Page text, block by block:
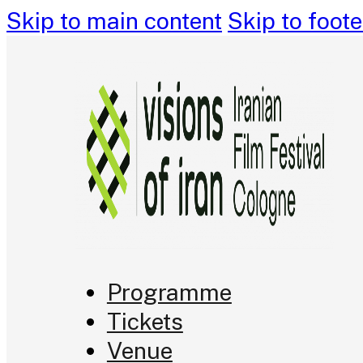
Skip to main content Skip to
Programme
Tickets
Venue